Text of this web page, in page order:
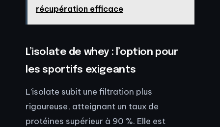
récupération efficace
L’isolate de whey : l’option pour
les sportifs exigeants
L’isolate subit une filtration plus
rigoureuse, atteignant un taux de
protéines supérieur à 90 %. Elle est